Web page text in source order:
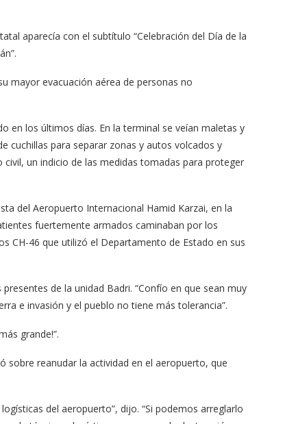
aparecía con el subtítulo “Celebración del Día de la
mayor evacuación aérea de personas no
en los últimos días. En la terminal se veían maletas y
cuchillas para separar zonas y autos volcados y
un indicio de las medidas tomadas para proteger
del Aeropuerto Internacional Hamid Karzai, en la
fuertemente armados caminaban por los
CH-46 que utilizó el Departamento de Estado en sus
de la unidad Badri. “Confío en que sean muy
e invasión y el pueblo no tiene más tolerancia”.
grande!”.
sobre reanudar la actividad en el aeropuerto, que
del aeropuerto”, dijo. “Si podemos arreglarlo